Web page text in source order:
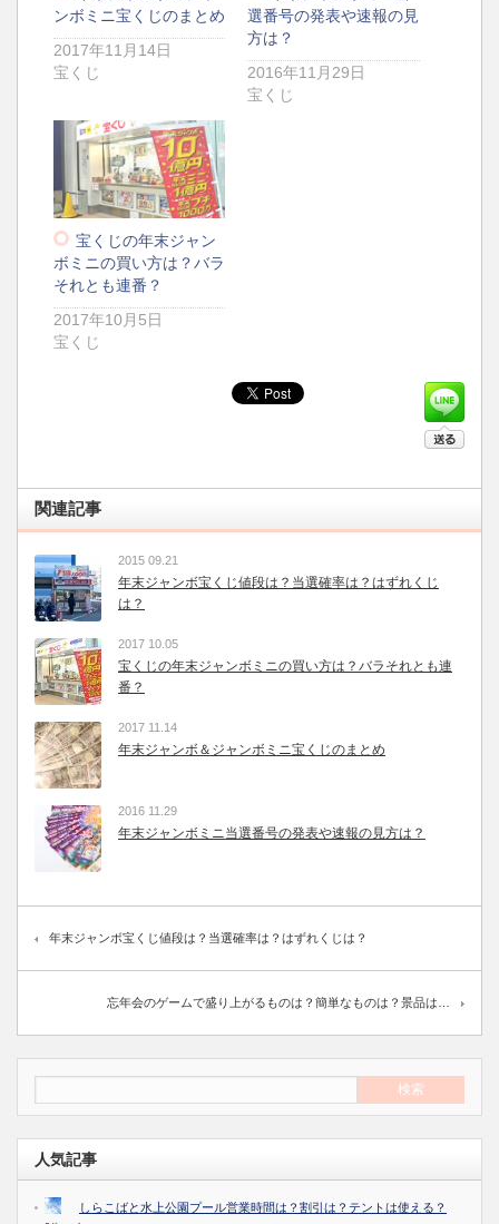
ンボミニ宝くじのまとめ
2017年11月14日
宝くじ
選番号の発表や速報の見
方は？
2016年11月29日
宝くじ
宝くじの年末ジャン
ボミニの買い方は？バラ
それとも連番？
2017年10月5日
宝くじ
関連記事
2015 09.21
年末ジャンボ宝くじ値段は？当選確率は？はずれくじ
は？
2017 10.05
宝くじの年末ジャンボミニの買い方は？バラそれとも連
番？
2017 11.14
年末ジャンボ＆ジャンボミニ宝くじのまとめ
2016 11.29
年末ジャンボミニ当選番号の発表や速報の見方は？
年末ジャンボ宝くじ値段は？当選確率は？はずれくじは？
忘年会のゲームで盛り上がるものは？簡単なものは？景品は…
人気記事
しらこばと水上公園プール営業時間は？割引は？テントは使える？